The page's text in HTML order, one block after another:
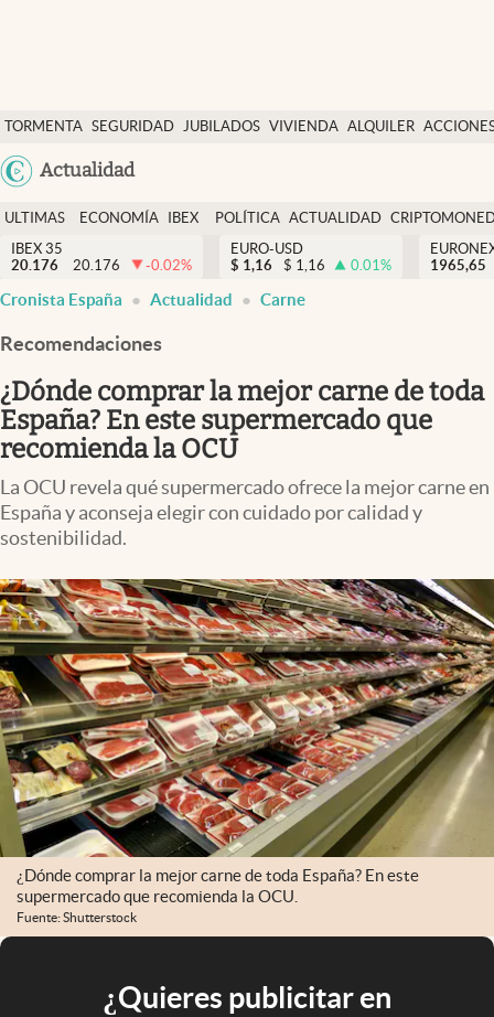
TORMENTA SEGURIDAD JUBILADOS VIVIENDA ALQUILER
USA
Actualidad
Economía y finanzas
Política
Actualidad
Criptomonedas
España
ULTIMAS
NOTICIAS
ECONOMÍA
FINANZAS
IBEX
EURO
POLÍTICA ACTUALIDAD
IBEX 35
20.176
20.176 -0.02%
EURO-USD
$ 1,16 $ 1,16 0.01%
1965,65
Cronista España Actualidad Carne
Recomendaciones
¿Dónde comprar la mejor carne de toda
España? En este supermercado que
recomienda la OCU
La OCU revela qué supermercado ofrece la mejor carne en
España y aconseja elegir con cuidado por calidad y
sostenibilidad.
¿Dónde comprar la mejor carne de toda España? En este
supermercado que recomienda la OCU.
Fuente: Shutterstock
¿Quieres publicitar en